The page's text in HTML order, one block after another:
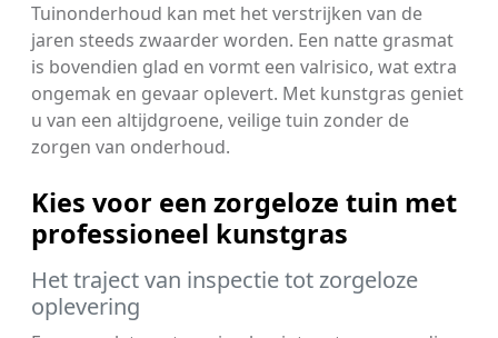
Tuinonderhoud kan met het verstrijken van de
jaren steeds zwaarder worden. Een natte grasmat
is bovendien glad en vormt een valrisico, wat extra
ongemak en gevaar oplevert. Met kunstgras geniet
u van een altijdgroene, veilige tuin zonder de
zorgen van onderhoud.
Kies voor een zorgeloze tuin met
professioneel kunstgras
Het traject van inspectie tot zorgeloze
oplevering